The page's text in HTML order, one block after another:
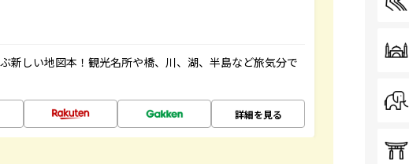
新しい地図本！観光名所や橋、川、湖、半島など旅気分で
詳細を見る